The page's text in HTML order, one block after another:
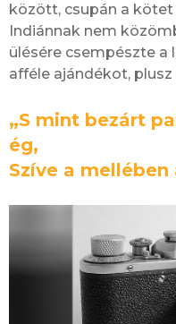
között, csupán a
Indiánnak nem
ülésére csempészte
afféle ajándékot,
„S mint bezárt
ég,
Szíve a